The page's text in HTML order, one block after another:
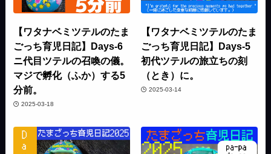
【ワタナベミツテルのたま
ごっち育児日記】Days-6
ニ代目ツテルの召喚の儀。
マジで孵化（ふか）する5
分前。
2025-03-18
【ワタナベミツテルのたま
ごっち育児日記】Days-5
初代ツテルの旅立ちの刻
（とき）に。
2025-03-14